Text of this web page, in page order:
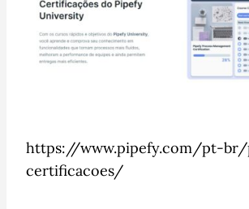
https://www.pipefy.com/pt-br/
certificacoes/